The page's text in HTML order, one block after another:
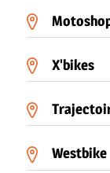
X'bikes
Westbike